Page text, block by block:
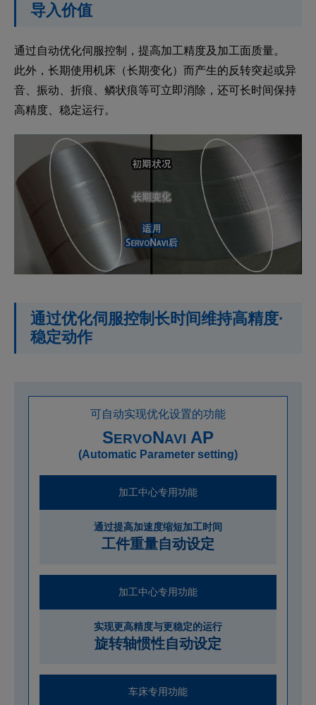
导入价值
通过自动优化伺服控制，提高加工精度及加工面质量。
此外，长期使用机床（长期变化）而产生的反转突起或异
音、振动、折痕、鳞状痕等可立即消除，还可长时间保持
高精度、稳定运行。
通过优化伺服控制长时间维持高精度·
稳定动作
可自动实现优化设置的功能
SERVONAVI AP
(Automatic Parameter setting)
加工中心专用功能
通过提高加速度缩短加工时间
工件重量自动设定
加工中心专用功能
实现更高精度与更稳定的运行
旋转轴惯性自动设定
车床专用功能